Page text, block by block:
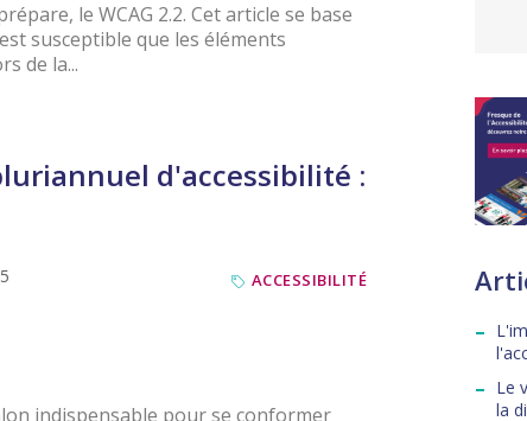
le WCAG 2.2. Cet article se base
susceptible que les éléments
de la...
d'accessibilité :
ACCESSIBILITÉ
indispensable pour se conformer
Le
la